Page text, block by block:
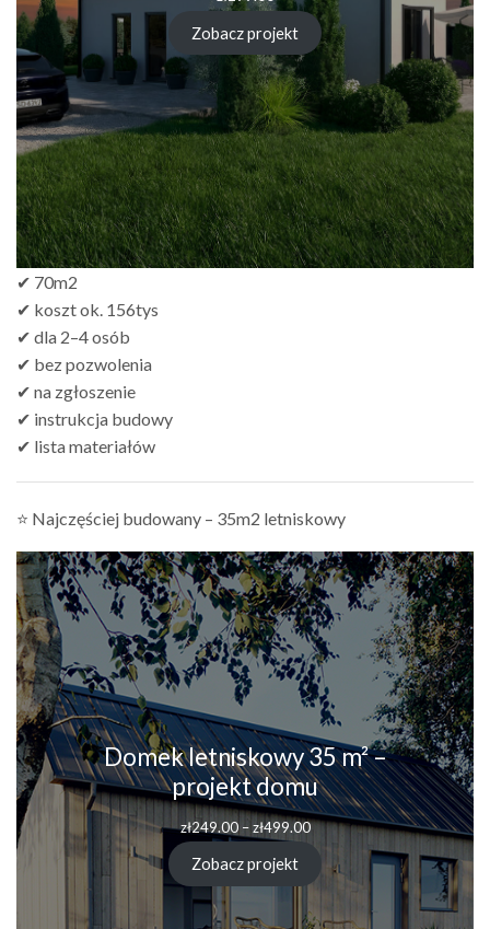
Zobacz projekt
✔ 70m2
✔ koszt ok. 156tys
✔ dla 2–4 osób
✔ bez pozwolenia
✔ na zgłoszenie
✔ instrukcja budowy
✔ lista materiałów
⭐ Najczęściej budowany – 35m2 letniskowy
Domek letniskowy 35 m² –
projekt domu
zł249.00 – zł499.00Zakres
zł249.00
zł499.00
Zobacz projekt